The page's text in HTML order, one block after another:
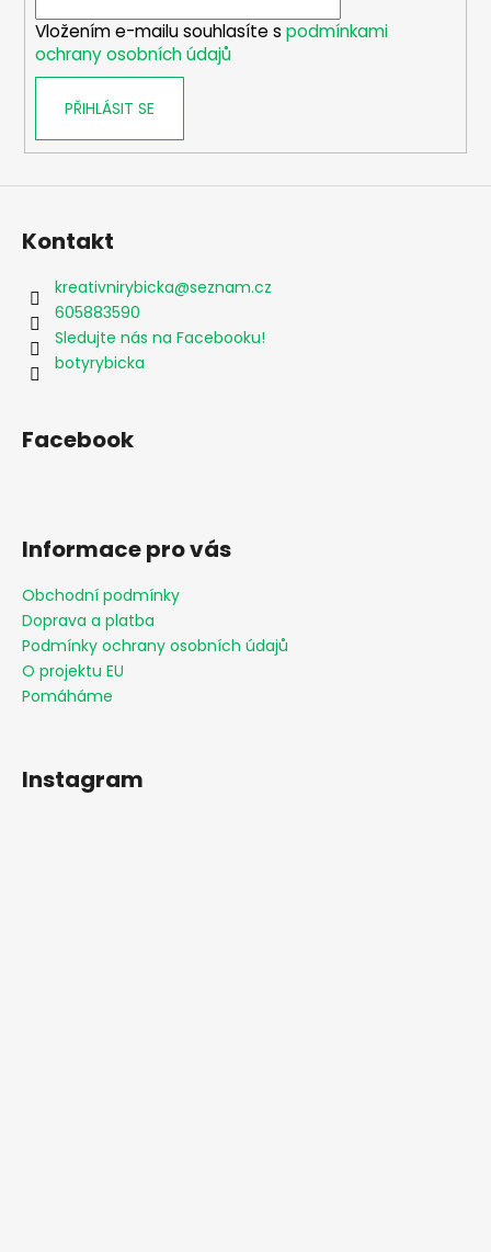
Vložením e-mailu souhlasíte s podmínkami
ochrany osobních údajů
PŘIHLÁSIT SE
Kontakt
kreativnirybicka@seznam.cz
605883590
Sledujte nás na Facebooku!
botyrybicka
Facebook
Informace pro vás
Obchodní podmínky
Doprava a platba
Podmínky ochrany osobních údajů
O projektu EU
Pomáháme
Instagram